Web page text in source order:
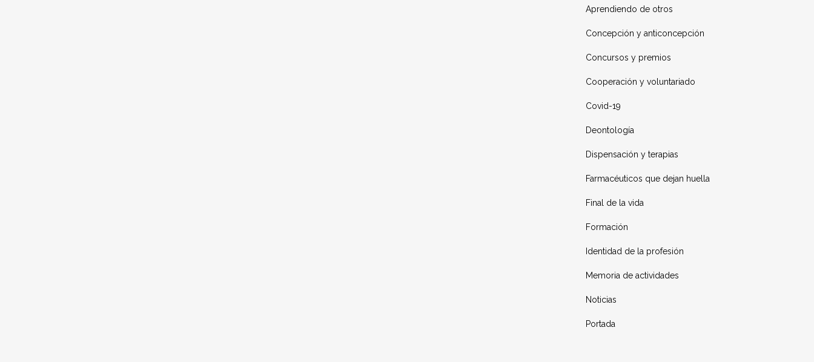
Aprendiendo de otros
Concepción y anticoncepción
Concursos y premios
Cooperación y voluntariado
Covid-19
Deontología
Dispensación y terapias
Farmacéuticos que dejan huella
Final de la vida
Formación
Identidad de la profesión
Memoria de actividades
Noticias
Portada